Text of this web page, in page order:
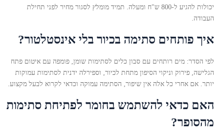
יכולות להגיע ל-800 ש"ח ומעלה. תמיד מומלץ לסגור מחיר לפני תחילת
העבודה.
איך פותחים סתימה בכיור בלי אינסטלטור?
לפי הסדר: מים רותחים עם סבון כלים לסתימות שומן, פומפה עם איטום פתח
הגלישה, פירוק וניקוי הסיפון מתחת לכיור, וספירלה ידנית לסתימות עמוקות
יותר. אם אחרי כל אלה אין שיפור, הסתימה עמוקה וכדאי לקרוא לבעל מקצוע.
האם כדאי להשתמש בחומר לפתיחת סתימות
מהסופר?